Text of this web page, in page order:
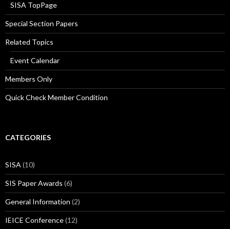
SISA TopPage
Special Section Papers
Related Topics
Event Calendar
Members Only
Quick Check Member Condition
CATEGORIES
SISA (10)
SIS Paper Awards (6)
General Information (2)
IEICE Conference(12)